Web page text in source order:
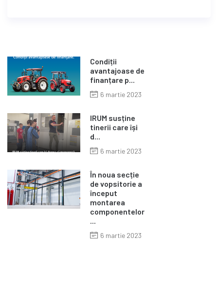
Condiții
avantajoase de
finanțare p...
6 martie 2023
IRUM susține
tinerii care își
d...
6 martie 2023
În noua secție
de vopsitorie a
început
montarea
componentelor
...
6 martie 2023